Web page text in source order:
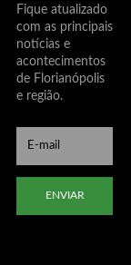
Fique atualizado
com as principais
notícias e
acontecimentos
de Florianópolis
e região.
ENVIAR